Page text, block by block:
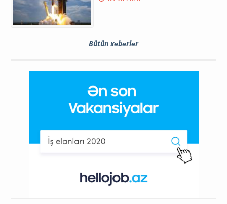
Bütün xəbərlər